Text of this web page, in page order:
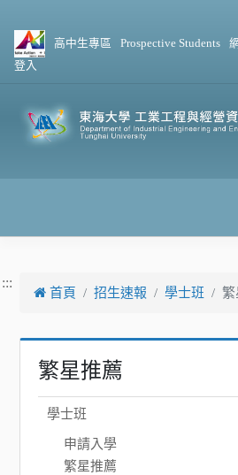
高中生專區 Prospective Students
登入
:::
首頁 招生速報 學士班 繁
繁星推薦
學士班
申請入學
繁星推薦